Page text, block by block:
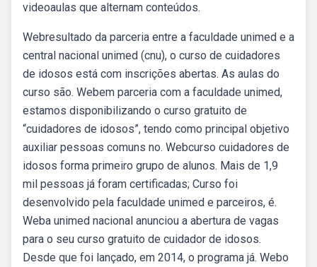
videoaulas que alternam conteúdos.
Webresultado da parceria entre a faculdade unimed e a
central nacional unimed (cnu), o curso de cuidadores
de idosos está com inscrições abertas. As aulas do
curso são. Webem parceria com a faculdade unimed,
estamos disponibilizando o curso gratuito de
“cuidadores de idosos”, tendo como principal objetivo
auxiliar pessoas comuns no. Webcurso cuidadores de
idosos forma primeiro grupo de alunos. Mais de 1,9
mil pessoas já foram certificadas; Curso foi
desenvolvido pela faculdade unimed e parceiros, é.
Weba unimed nacional anunciou a abertura de vagas
para o seu curso gratuito de cuidador de idosos.
Desde que foi lançado, em 2014, o programa já. Webo